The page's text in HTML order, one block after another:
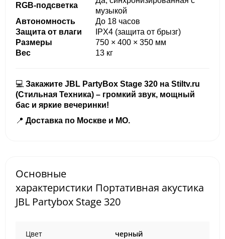
RGB-подсветка
музыкой
Автономность
До 18 часов
Защита от влаги
IPX4 (защита от брызг)
Размеры
750 × 400 × 350 мм
Вес
13 кг
💻 Закажите JBL PartyBox Stage 320 на Stiltv.ru
(Стильная Техника) – громкий звук, мощный
бас и яркие вечеринки!
📍 Доставка по Москве и МО.
Основные
характеристики Портативная акустика
JBL Partybox Stage 320
Цвет черный